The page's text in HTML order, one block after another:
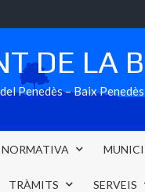
DE LA
Penedès – Baix
NORMATIVA
TRÀMITS SERVEIS